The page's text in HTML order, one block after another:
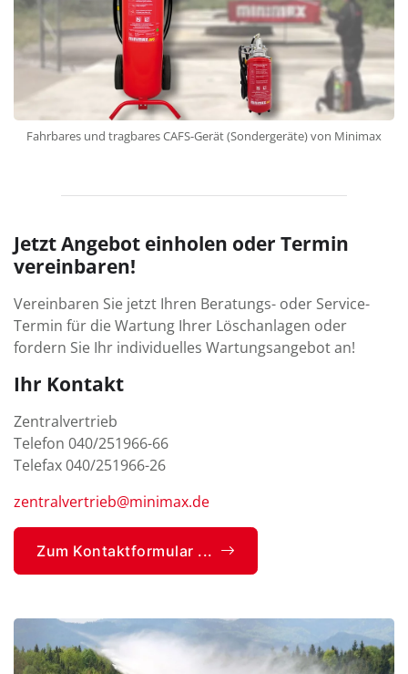
Fahrbares und tragbares CAFS-Gerät (Sondergeräte) von Minimax
Jetzt Angebot einholen oder Termin
vereinbaren!
Vereinbaren Sie jetzt Ihren Beratungs- oder Service-
Termin für die Wartung Ihrer Löschanlagen oder
fordern Sie Ihr individuelles Wartungsangebot an!
Ihr Kontakt
Zentralvertrieb
Telefon 040/251966-66
Telefax 040/251966-26
zentralvertrieb@minimax.de
Zum Kontaktformular ...